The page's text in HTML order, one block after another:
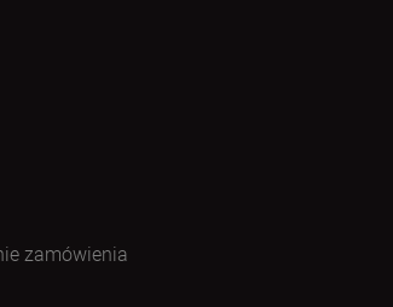
zamówienia